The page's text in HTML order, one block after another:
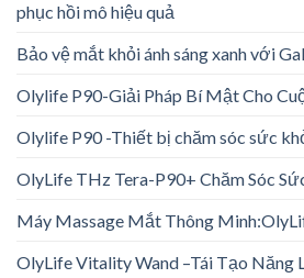
phục hồi mô hiệu quả
Bảo vệ mắt khỏi ánh sáng xanh với
Olylife P90-Giải Pháp Bí Mật Cho
Olylife P90 -Thiết bị chăm sóc sức
OlyLife THz Tera-P90+ Chăm Sóc
Máy Massage Mắt Thông
OlyLife Vitality Wand –Tái Tạo Năng